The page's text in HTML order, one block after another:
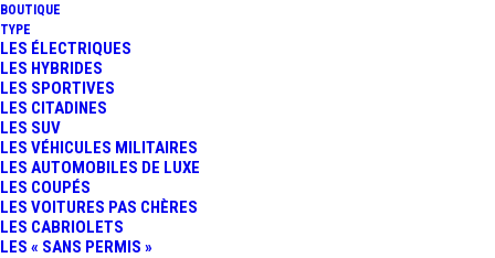
BOUTIQUE
TYPE
LES ÉLECTRIQUES
LES HYBRIDES
LES SPORTIVES
LES CITADINES
LES SUV
LES VÉHICULES MILITAIRES
LES AUTOMOBILES DE LUXE
LES COUPÉS
LES VOITURES PAS CHÈRES
LES CABRIOLETS
LES « SANS PERMIS »
VOLKSWAGEN E-GOLF :
LA VERSION RESTYLÉE
PASSE À 300 KM
D’AUTONOMIE…